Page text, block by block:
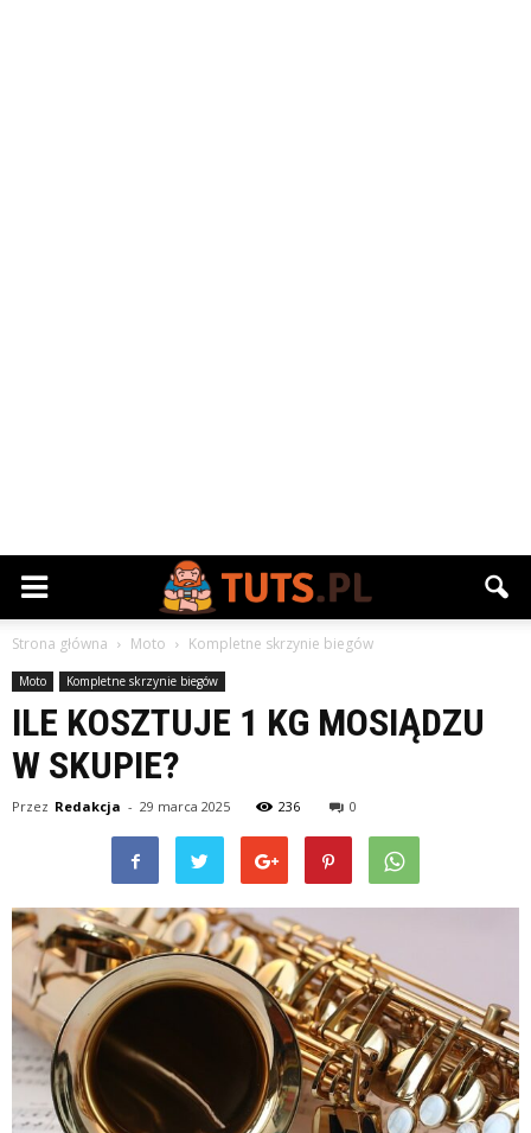
Strona główna Moto Kompletne skrzynie biegów
Moto Kompletne skrzynie biegów
ILE KOSZTUJE 1 KG MOSIĄDZU
W SKUPIE?
Przez Redakcja - 29 marca 2025 236 0